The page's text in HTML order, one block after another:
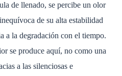
de llenado, se percibe un olor
de su alta estabilidad
a la degradación con el tiempo.
se produce aquí, no como una
a las silenciosas e